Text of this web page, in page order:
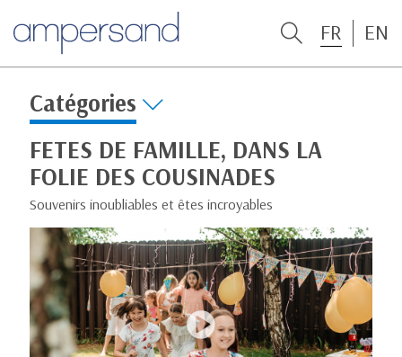
FR EN
Catégories
FETES DE FAMILLE, DANS LA
FOLIE DES COUSINADES
Souvenirs inoubliables et êtes incroyables